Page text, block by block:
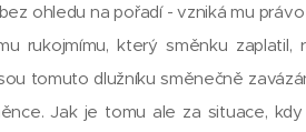
ohledu na pořadí - vzniká mu právo
rukojmímu, který směnku
tomuto dlužníku směnečně
Jak je tomu ale za situace,